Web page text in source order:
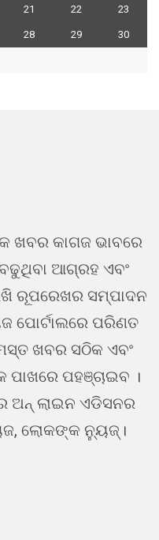
21 22 23
28 29 30
ଖବର କାଗଜ ଭାବରେ
ଆଗ୍ରହ ଏବଂ
ରୂପରେଖର ସମ୍ପାଦନ
ପୋର୍ଟାଲରେ ପରିଣତ
ଖବର ସଠିକ ଏବଂ
ପହଞ୍ଚାଇବ ।
ଅନ୍ ଲାଇନ ଏଡିସନର
ଲୋକଙ୍କ ନ୍ୟୁଜ୍।